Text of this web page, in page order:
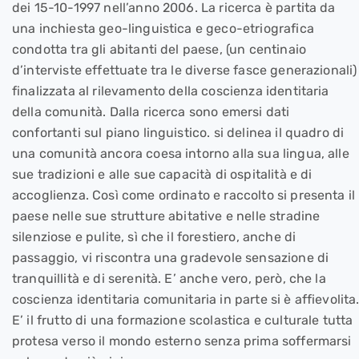
dei 15-10-1997 nell’anno 2006. La ricerca è partita da
una inchiesta geo-linguistica e geco-etriografica
condotta tra gli abitanti del paese, (un centinaio
d’interviste effettuate tra le diverse fasce generazionali)
finalizzata al rilevamento della coscienza identitaria
della comunità. Dalla ricerca sono emersi dati
confortanti sul piano linguistico. si delinea il quadro di
una comunità ancora coesa intorno alla sua lingua, alle
sue tradizioni e alle sue capacità di ospitalità e di
accoglienza. Così come ordinato e raccolto si presenta il
paese nelle sue strutture abitative e nelle stradine
silenziose e pulite, sì che il forestiero, anche di
passaggio, vi riscontra una gradevole sensazione di
tranquillità e di serenità. E’ anche vero, però, che la
coscienza identitaria comunitaria in parte si è affievolita.
E’ il frutto di una formazione scolastica e culturale tutta
protesa verso il mondo esterno senza prima soffermarsi